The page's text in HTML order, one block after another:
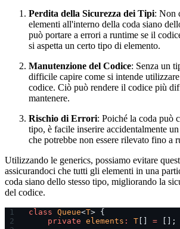
Perdita della Sicurezza dei Tipi: Non
elementi all'interno della coda siano
può portare a errori a runtime se il
si aspetta un certo tipo di elemento.
Manutenzione del Codice: Senza un
difficile capire come si intende
codice. Ciò può rendere il codice più
mantenere.
Rischio di Errori: Poiché la coda può
tipo, è facile inserire accidentalmente
che potrebbe non essere rilevato fino a
Utilizzando le generics, possiamo evitare
assicurandoci che tutti gli elementi in una
coda siano dello stesso tipo, migliorando la
del codice.
class Queue<T> {
    private
elements : T = [];